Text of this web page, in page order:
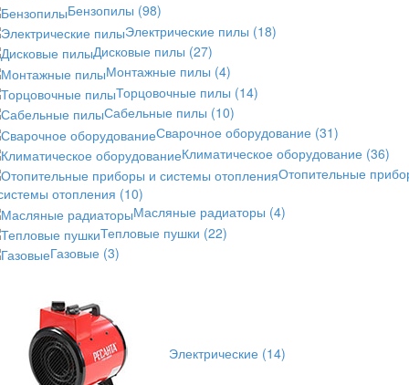
Бензопилы (98)
Электрические пилы (18)
Дисковые пилы (27)
Монтажные пилы (4)
Торцовочные пилы (14)
Сабельные пилы (10)
Сварочное оборудование (31)
Климатическое оборудование (36)
Отопительные
отопления (10)
Масляные радиаторы (4)
Тепловые пушки (22)
Газовые (3)
Электрические (14)